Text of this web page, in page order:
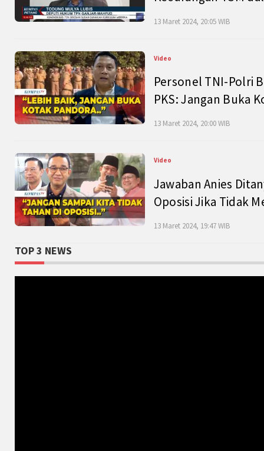
13 Maret 2024, 20:05 WIB
Video
Personel TNI-Polri
PKS: Jangan Buka
13 Maret 2024, 20:00 WIB
Video
Jawaban Anies
Oposisi Jika Tidak
13 Maret 2024, 19:47 WIB
TOP 3 NEWS